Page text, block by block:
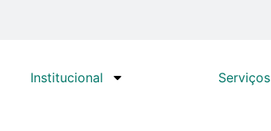
Institucional Serviços